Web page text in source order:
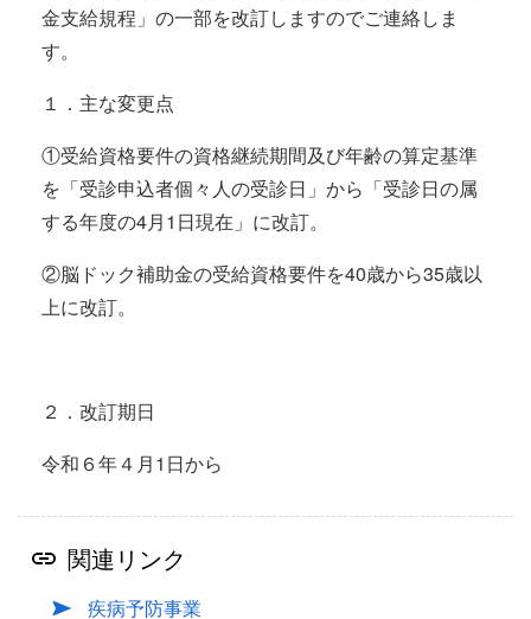
金支給規程」の一部を改訂しますのでご連絡しま
す。
１．主な変更点
①受給資格要件の資格継続期間及び年齢の算定基準
を「受診申込者個々人の受診日」から「受診日の属
する年度の4月1日現在」に改訂。
②脳ドック補助金の受給資格要件を40歳から35歳以
上に改訂。
２．改訂期日
令和６年４月1日から
関連リンク
疾病予防事業